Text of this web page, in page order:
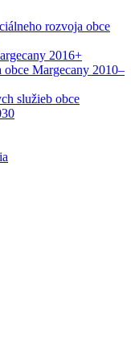
rozvoja obce
2016+
Margecany 2010–
služieb obce